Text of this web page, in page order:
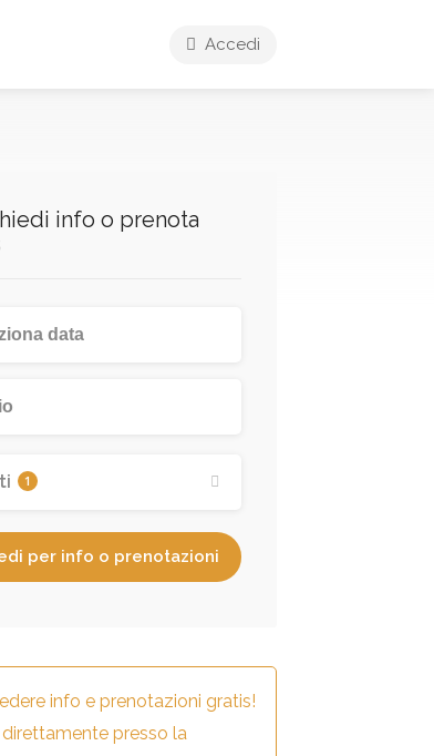
Accedi
info o prenota
1
per info o prenotazioni
info e prenotazioni gratis!
direttamente presso la